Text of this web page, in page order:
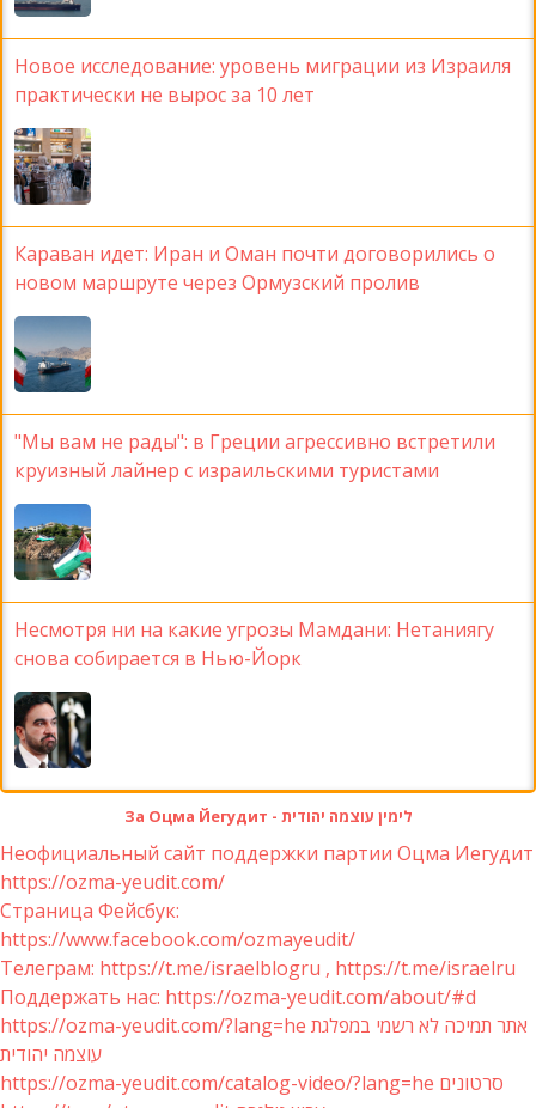
Новое исследование: уровень миграции из Израиля
практически не вырос за 10 лет
Караван идет: Иран и Оман почти договорились о
новом маршруте через Ормузский пролив
"Мы вам не рады": в Греции агрессивно встретили
круизный лайнер с израильскими туристами
Несмотря ни на какие угрозы Мамдани: Нетаниягу
снова собирается в Нью-Йорк
За Оцма Йегудит - לימין עוצמה יהודית
Неофициальный сайт поддержки партии Оцма Иегудит
https://ozma-yeudit.com/
Страница Фейсбук:
https://www.facebook.com/ozmayeudit/
Телеграм: https://t.me/israelblogru , https://t.me/israelru
Поддержать нас: https://ozma-yeudit.com/about/#d
https://ozma-yeudit.com/?lang=he אתר תמיכה לא רשמי במפלגת
עוצמה יהודית
https://ozma-yeudit.com/catalog-video/?lang=he סרטונים